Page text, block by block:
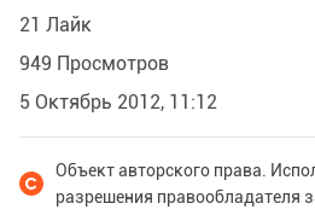
21 Лайк
949 Просмотров
5 Октябрь 2012, 11:12
Объект авторского права.
разрешения правообладателя